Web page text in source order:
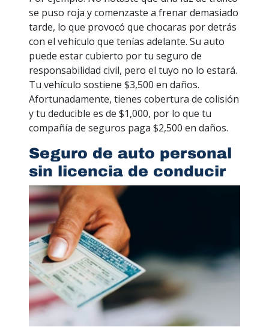
se puso roja y comenzaste a frenar demasiado
tarde, lo que provocó que chocaras por detrás
con el vehículo que tenías adelante. Su auto
puede estar cubierto por tu seguro de
responsabilidad civil, pero el tuyo no lo estará.
Tu vehículo sostiene $3,500 en daños.
Afortunadamente, tienes cobertura de colisión
y tu deducible es de $1,000, por lo que tu
compañía de seguros paga $2,500 en daños.
Seguro de auto personal
sin licencia de conducir